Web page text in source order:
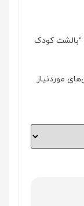
کودک
موردنیاز